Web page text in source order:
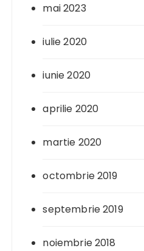
mai 2023
iulie 2020
iunie 2020
aprilie 2020
martie 2020
octombrie 2019
septembrie 2019
noiembrie 2018